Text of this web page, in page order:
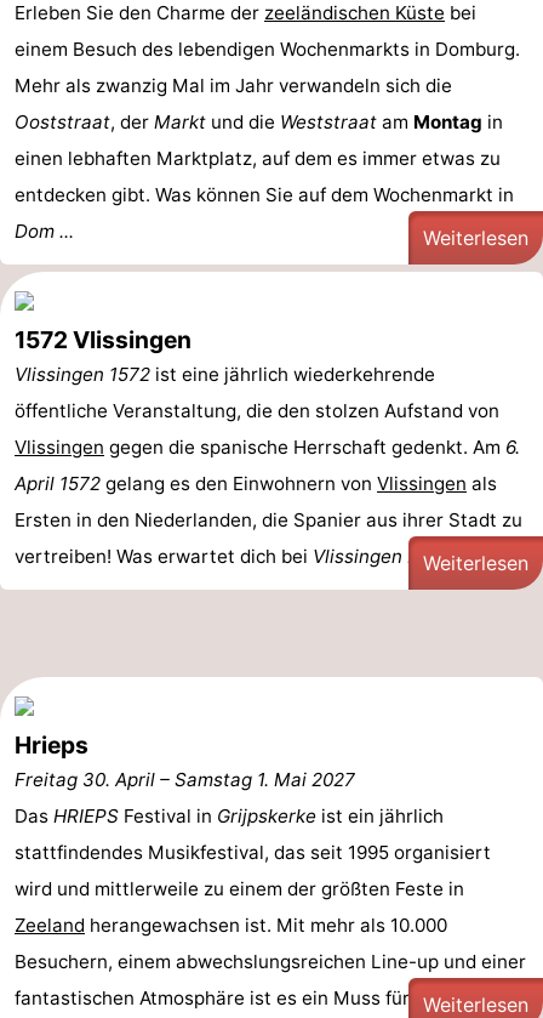
Erleben Sie den Charme der zeeländischen Küste bei
einem Besuch des lebendigen Wochenmarkts in Domburg.
Mehr als zwanzig Mal im Jahr verwandeln sich die
Ooststraat, der Markt und die Weststraat am Montag in
einen lebhaften Marktplatz, auf dem es immer etwas zu
entdecken gibt. Was können Sie auf dem Wochenmarkt in
Dom ...
Weiterlesen
1572 Vlissingen
Vlissingen 1572 ist eine jährlich wiederkehrende
öffentliche Veranstaltung, die den stolzen Aufstand von
Vlissingen gegen die spanische Herrschaft gedenkt. Am 6.
April 1572 gelang es den Einwohnern von Vlissingen als
Ersten in den Niederlanden, die Spanier aus ihrer Stadt zu
vertreiben! Was erwartet dich bei Vlissingen ... Weiterlesen
Hrieps
Freitag 30. April – Samstag 1. Mai 2027
Das HRIEPS Festival in Grijpskerke ist ein jährlich
stattfindendes Musikfestival, das seit 1995 organisiert
wird und mittlerweile zu einem der größten Feste in
Zeeland herangewachsen ist. Mit mehr als 10.000
Besuchern, einem abwechslungsreichen Line-up und einer
fantastischen Atmosphäre ist es ein Muss für ...Weiterlesen